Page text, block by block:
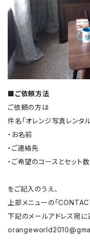
■ご依頼方法
ご依頼の方は
件名「オレンジ写真レンタ
・お名前
・ご連絡先
・ご希望のコースとセット数
をご記入のうえ、
上部メニューの「
下記のメールアドレス宛に